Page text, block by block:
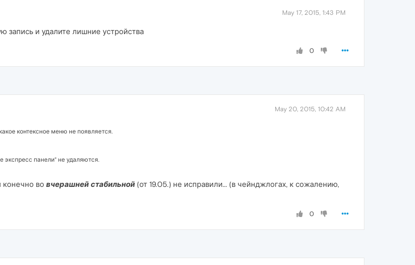
May 17, 2015, 1:43 PM
запись и удалите лишние устройства
0
May 20, 2015, 10:42 AM
контексное меню не появляется.
экспресс панели" не удаляются.
конечно во вчерашней стабильной (от 19.05.) не исправили... (в чейнджлогах, к сожалению,
0